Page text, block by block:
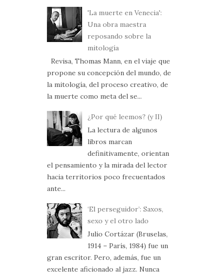
'La muerte en Venecia':
Una obra maestra
reposando sobre la
mitología
Revisa, Thomas Mann, en el viaje que
propone su concepción del mundo, de
la mitología, del proceso creativo, de
la muerte como meta del se...
¿Por qué leemos? (y II)
La lectura de algunos
libros marcan
definitivamente, orientan
el pensamiento y la mirada del lector
hacia territorios poco frecuentados
ante...
‘El perseguidor’: Saxos,
sexo y el otro lado
Julio Cortázar (Bruselas,
1914 – París, 1984) fue un
gran escritor. Pero, además, fue un
excelente aficionado al jazz. Nunca